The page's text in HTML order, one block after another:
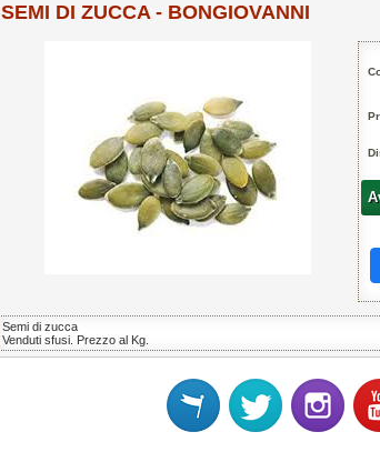
SEMI DI ZUCCA - BONGIOVANNI
Semi di zucca
Venduti sfusi. Prezzo al Kg.